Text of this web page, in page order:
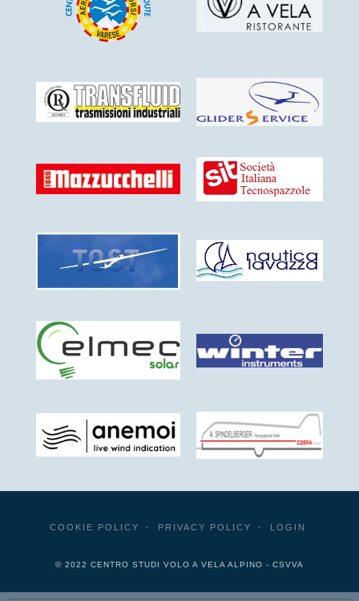
COOKIE POLICY PRIVACY POLICY LOGIN
© 2022 CENTRO STUDI VOLO A VELA ALPINO - CSVVA